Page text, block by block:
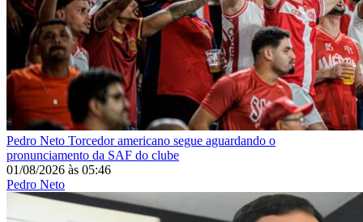
Pedro Neto Torcedor americano segue aguardando o
pronunciamento da SAF do clube
01/08/2026 às 05:46
Pedro Neto